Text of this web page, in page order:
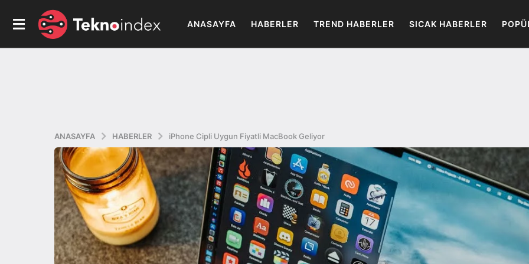
ANASAYFA HABERLER TREND HABERLER SICAK HABERLER
ANASAYFA HABERLER iPhone Cipli Uygun Fiyatli MacBook Geliyor